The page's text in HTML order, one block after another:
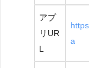
アプ
リUR
L
a